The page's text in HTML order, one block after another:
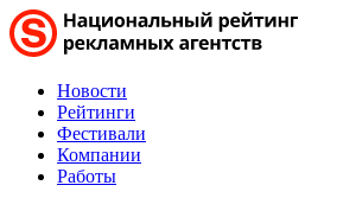
Новости
Рейтинги
Фестивали
Компании
Работы